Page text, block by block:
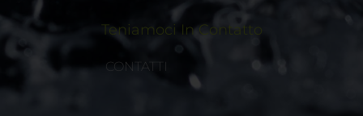
Teniamoci In Contatto
CONTATTI